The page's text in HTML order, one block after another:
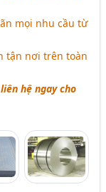
mọi nhu cầu từ
tận nơi trên toàn
hệ ngay cho